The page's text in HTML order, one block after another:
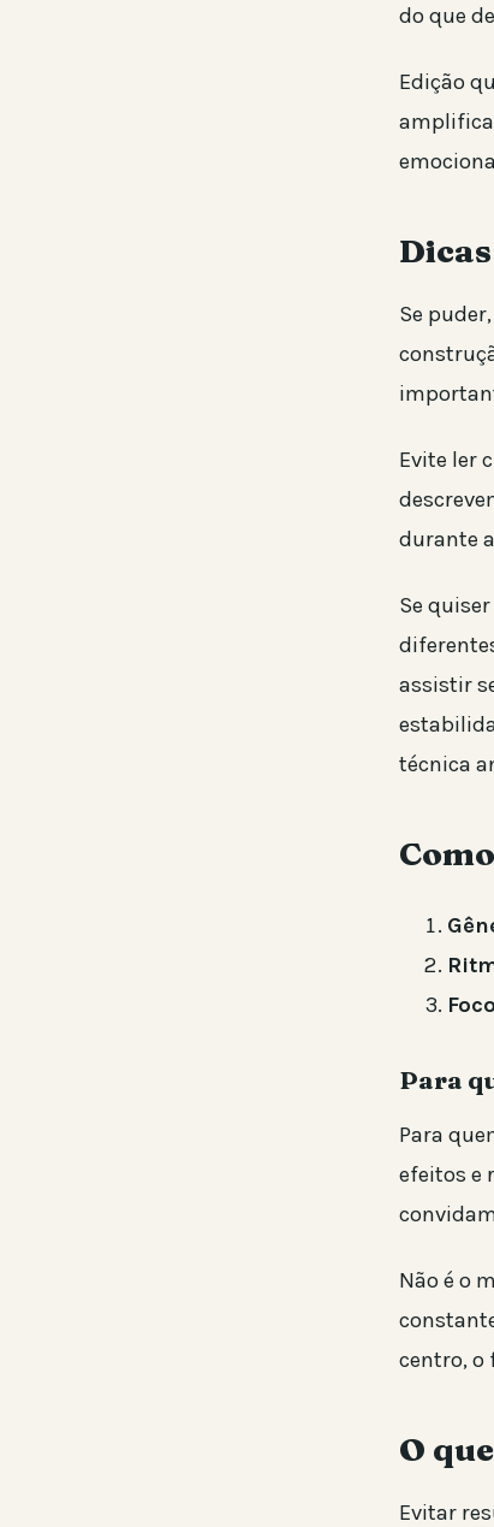
do que
Edição
Se
Evite ler
durante
Se
assistir
técnica
Para
Para
efeitos e
Não é o
centro, o
O
Evitar